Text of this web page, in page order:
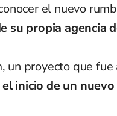
el nuevo
su propia agencia
un proyecto que
inicio de un